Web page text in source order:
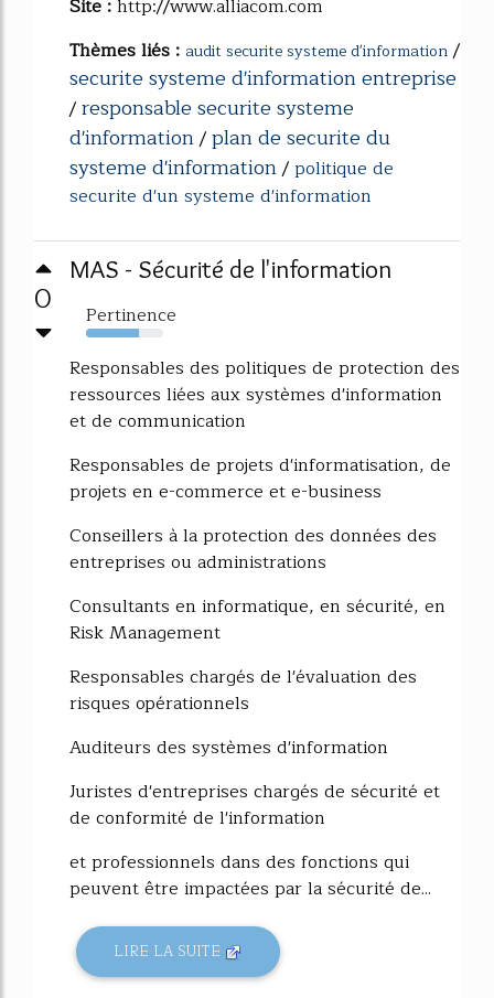
Site :http://www.alliacom.com
Thèmes liés : audit securite systeme d'information/
securite systeme d'information entreprise
/responsable securite systeme
d'information/plan de securite du
systeme d'information/politique de
securite d'un systeme d'information
0
MAS - Sécurité de l'information
Pertinence
69%
Responsables des politiques de protection des
ressources liées aux systèmes d'information
et de communication
Responsables de projets d'informatisation, de
projets en e-commerce et e-business
Conseillers à la protection des données des
entreprises ou administrations
Consultants en informatique, en sécurité, en
Risk Management
Responsables chargés de l'évaluation des
risques opérationnels
Auditeurs des systèmes d'information
Juristes d'entreprises chargés de sécurité et
de conformité de l'information
et professionnels dans des fonctions qui
peuvent être impactées par la sécurité de...
LIRE LA SUITE